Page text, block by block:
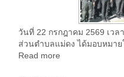
วันที่ 22 กรกฎาคม 2569 เว
ส่วนตำบลแม่ดง ได้มอบหมา
Read more